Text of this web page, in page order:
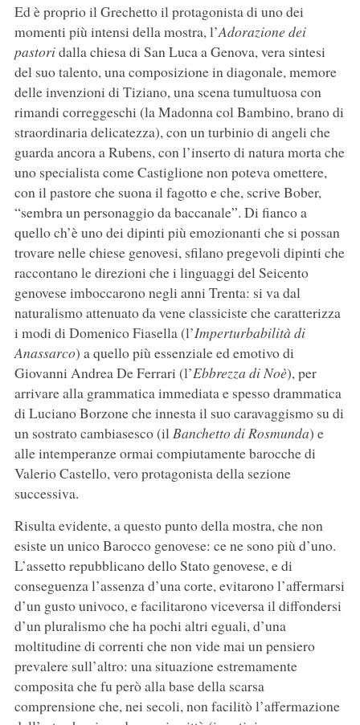
Ed è proprio il Grechetto il protagonista di uno dei
momenti più intensi della mostra, l’Adorazione dei
pastoridalla chiesa di San Luca a Genova, vera sintesi
del suo talento, una composizione in diagonale, memore
delle invenzioni di Tiziano, una scena tumultuosa con
rimandi correggeschi (la Madonna col Bambino, brano di
straordinaria delicatezza), con un turbinio di angeli che
guarda ancora a Rubens, con l’inserto di natura morta che
uno specialista come Castiglione non poteva omettere,
con il pastore che suona il fagotto e che, scrive Bober,
“sembra un personaggio da baccanale”. Di fianco a
quello ch’è uno dei dipinti più emozionanti che si possan
trovare nelle chiese genovesi, sfilano pregevoli dipinti che
raccontano le direzioni che i linguaggi del Seicento
genovese imboccarono negli anni Trenta: si va dal
naturalismo attenuato da vene classiciste che caratterizza
i modi di Domenico Fiasella (l’Imperturbabilità di
Anassarco) a quello più essenziale ed emotivo di
Giovanni Andrea De Ferrari (l’Ebbrezza di Noè), per
arrivare alla grammatica immediata e spesso drammatica
di Luciano Borzone che innesta il suo caravaggismo su di
un sostrato cambiasesco (il Banchetto di Rosmunda) e
alle intemperanze ormai compiutamente barocche di
Valerio Castello, vero protagonista della sezione
successiva.
Risulta evidente, a questo punto della mostra, che non
esiste un unico Barocco genovese: ce ne sono più d’uno.
L’assetto repubblicano dello Stato genovese, e di
conseguenza l’assenza d’una corte, evitarono l’affermarsi
d’un gusto univoco, e facilitarono viceversa il diffondersi
d’un pluralismo che ha pochi altri eguali, d’una
moltitudine di correnti che non vide mai un pensiero
prevalere sull’altro: una situazione estremamente
composita che fu però alla base della scarsa
comprensione che, nei secoli, non facilitò l’affermazione